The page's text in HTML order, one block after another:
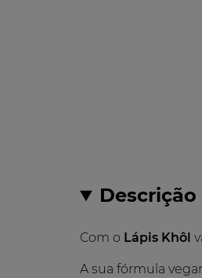
Descrição
Com o Lápis Khôl
A sua fórmula